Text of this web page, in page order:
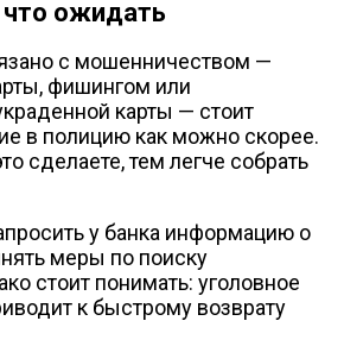
ожидать
с мошенничеством —
фишингом или
карты — стоит
в полицию как можно скорее.
сделаете, тем легче собрать
у банка информацию о
меры по поиску
стоит понимать: уголовное
к быстрому возврату